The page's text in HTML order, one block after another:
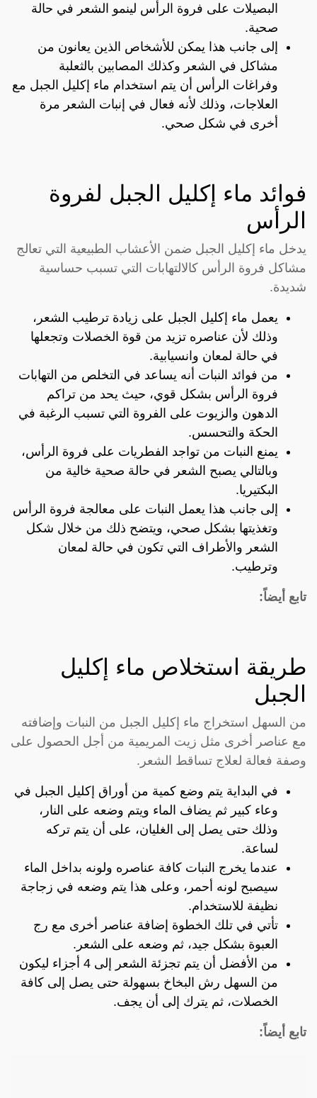
البصيلات على فروة الرأس لينمو الشعر في حالة
صحية.
إلى جانب هذا يمكن للأشخاص الذين يعانون من
مشاكل في الشعر وكذلك المصابين بالثعلبة
وفراغات الرأس أن يتم استخدام ماء إكليل الجبل مع
العلاجات، وذلك لأنه فعال في إنبات الشعر مرة
أخرى في شكل صحي.
فوائد ماء إكليل الجبل لفروة
الرأس
يدخل ماء إكليل الجبل ضمن الأعشاب الطبيعية التي تعالج
مشاكل فروة الرأس كالالتهابات التي تسبب حساسية
شديدة.
يعمل ماء إكليل الجبل على زيادة ترطيب الشعر،
وذلك لأن عناصره تزيد من قوة الخصلات وتجعلها
في حالة لمعان وانسيابية.
من فوائد النبات أنه يساعد في التخلص من التهابات
فروة الرأس بشكل قوي، حيث يحد من تراكم
الدهون والزيوت على الفروة التي تسبب الرغبة في
الحكة والتحسس.
يمنع النبات من تواجد الفطريات على فروة الرأس،
وبالتالي يصبح الشعر في حالة صحية خالية من
البكتيريا.
إلى جانب هذا يعمل النبات على معالجة فروة الرأس
وتغذيتها بشكل صحي، ويتضح ذلك من خلال شكل
الشعر والأطراف التي تكون في حالة لمعان
وترطيب.
تابع أيضاً:
طريقة استخلاص ماء إكليل
الجبل
من السهل استخراج ماء إكليل الجبل من النبات وإضافته
مع عناصر أخرى مثل زيت المريمية من أجل الحصول على
وصفة فعالة لعلاج تساقط الشعر.
في البداية يتم وضع كمية من أوراق إكليل الجبل في
وعاء كبير ثم يضاف الماء ويتم وضعه على النار،
وذلك حتى يصل إلى الغليان، على أن يتم تركه
لساعة.
عندما يخرج النبات كافة عناصره ولونه بداخل الماء
سيصبح لونه أحمر، وعلى هذا يتم وضعه في زجاجة
نظيفة للاستخدام.
تأتي في تلك الخطوة إضافة عناصر أخرى مع رج
العبوة بشكل جيد، ثم وضعه على الشعر.
من الأفضل أن يتم تجزئة الشعر إلى 4 أجزاء ليكون
من السهل رش البخاخ بسهولة حتى يصل إلى كافة
الخصلات، ثم يترك إلى أن يجف.
تابع أيضاً: